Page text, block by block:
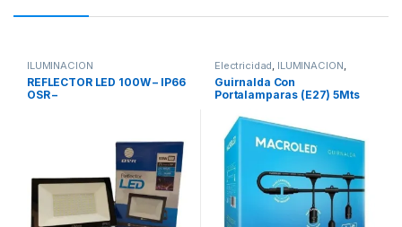
ILUMINACION
REFLECTOR LED 100W – IP66
OSR –
Electricidad, ILUMINACIÓN,
ILUMINACION
Guirnalda Con
Portalamparas (E27) 5Mts